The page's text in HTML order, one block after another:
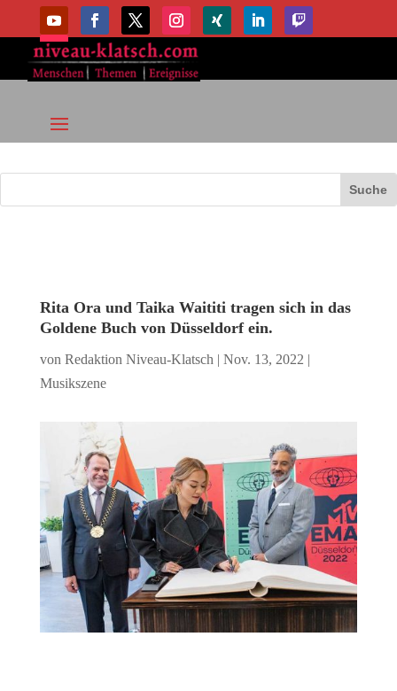
Rita Ora und Taika Waititi tragen sich in das
Goldene Buch von Düsseldorf ein.
von Redaktion Niveau-Klatsch | Nov. 13, 2022 |
Musikszene